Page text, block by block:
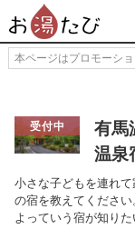
本ページはプロモーシ
受付中
有馬
温泉
小さな子どもを連れ
の宿を教えてくださ
よっていう宿が知りた